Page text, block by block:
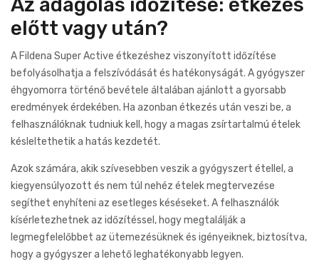
előtt vagy után?
A Fildena Super Active étkezéshez viszonyított időzítése
befolyásolhatja a felszívódását és hatékonyságát. A gyógyszer
éhgyomorra történő bevétele általában ajánlott a gyorsabb
eredmények érdekében. Ha azonban étkezés után veszi be, a
felhasználóknak tudniuk kell, hogy a magas zsírtartalmú ételek
késleltethetik a hatás kezdetét.
Azok számára, akik szívesebben veszik a gyógyszert étellel, a
kiegyensúlyozott és nem túl nehéz ételek megtervezése
segíthet enyhíteni az esetleges késéseket. A felhasználók
kísérletezhetnek az időzítéssel, hogy megtalálják a
legmegfelelőbbet az ütemezésüknek és igényeiknek, biztosítva,
hogy a gyógyszer a lehető leghatékonyabb legyen.